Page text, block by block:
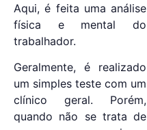
Aqui, é feita uma análise
física e mental do
trabalhador.
Geralmente, é realizado
um simples teste com um
clínico geral. Porém,
quando não se trata de